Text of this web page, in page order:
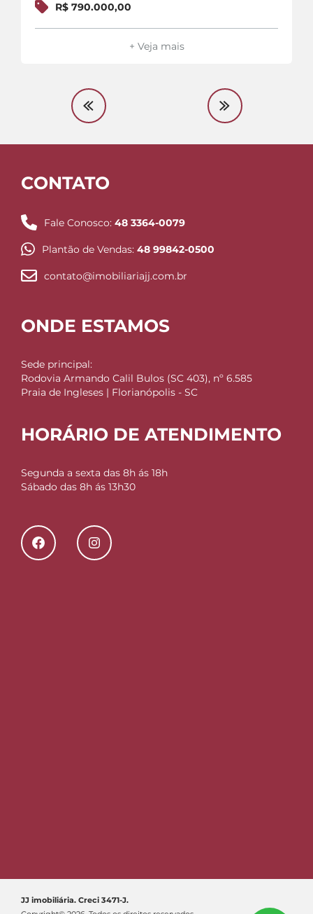
R$ 790.000,00
+ Veja mais
CONTATO
Fale Conosco: 48 3364-0079
Plantão de Vendas: 48 99842-0500
contato@imobiliariajj.com.br
ONDE ESTAMOS
Sede principal:
Rodovia Armando Calil Bulos (SC 403), nº 6.585
Praia de Ingleses | Florianópolis - SC
HORÁRIO DE ATENDIMENTO
Segunda a sexta das 8h ás 18h
Sábado das 8h ás 13h30
JJ imobiliária. Creci 3471-J.